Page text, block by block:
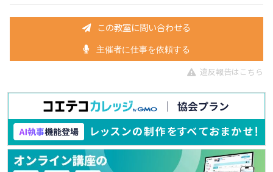
この教室に問い合わせる
主催者に仕事を依頼する
違反報告はこちら